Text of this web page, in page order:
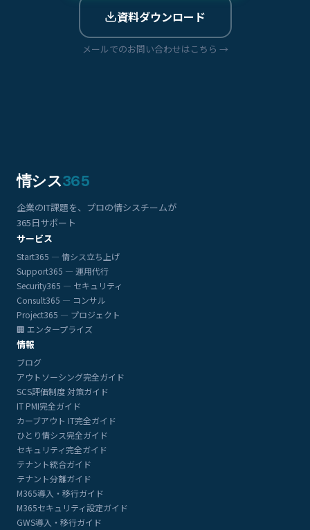
資料ダウンロード
メールでのお問い合わせはこちら →
情シス365
企業のIT課題を、プロの情シスチームが
365日サポート
サービス
Start365 — 情シス立ち上げ
Support365 — 運用代行
Security365 — セキュリティ
Consult365 — コンサル
Project365 — プロジェクト
🏢 エンタープライズ
情報
ブログ
アウトソーシング完全ガイド
SCS評価制度 対策ガイド
IT PMI完全ガイド
カーブアウト IT完全ガイド
ひとり情シス完全ガイド
セキュリティ完全ガイド
テナント統合ガイド
テナント分離ガイド
M365導入・移行ガイド
M365セキュリティ設定ガイド
GWS導入・移行ガイド